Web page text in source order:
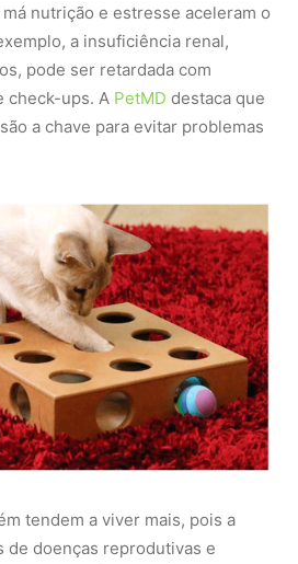
nutrição e estresse aceleram o
a insuficiência renal,
pode ser retardada com
check-ups. A PetMD destaca que
a chave para evitar problemas
tendem a viver mais, pois a
de doenças reprodutivas e